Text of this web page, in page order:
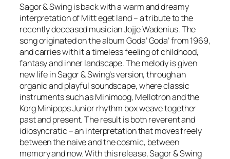
Sagor & Swing is back with a warm and dreamy
interpretation ofMitt eget land– a tribute to the
recently deceased musician Jojje Wadenius. The
song originated on the albumGoda’ Goda’from 1969,
and carries with it a timeless feeling of childhood,
fantasy and inner landscape. The melody is given
new life in Sagor & Swing’s version, through an
organic and playful soundscape, where classic
instruments such as Minimoog, Mellotron and the
Korg Minipops Junior rhythm box weave together
past and present. The result is both reverent and
idiosyncratic – an interpretation that moves freely
between the naive and the cosmic, between
memory and now. With this release, Sagor & Swing